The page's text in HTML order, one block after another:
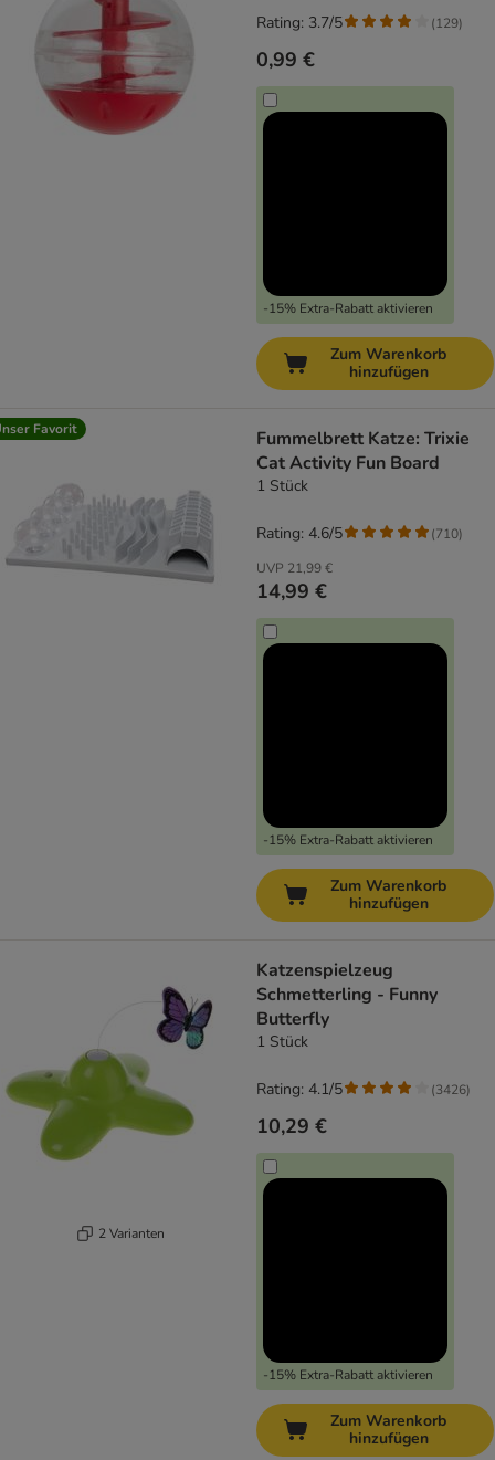
0,99 €
-15% Extra-Rabatt aktivieren
Rating: 3.7/5 (129)
Zum Warenkorb
hinzufügen
Favorit
Fummelbrett Katze: Trixie
Cat Activity Fun Board
1 Stück
UVP 21,99 €
14,99 €
-15% Extra-Rabatt aktivieren
Rating: 4.6/5 (710)
Zum Warenkorb
hinzufügen
2 Varianten
Katzenspielzeug
Schmetterling - Funny
Butterfly
1 Stück
10,29 €
-15% Extra-Rabatt aktivieren
Rating: 4.1/5 (3426)
Zum Warenkorb
hinzufügen